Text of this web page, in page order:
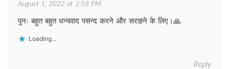
August 1, 2022 at 2:58 PM
पुनः बहुत बहुत धन्यवाद पसन्द करने और सराहने के लिए।🙏
Loading...
Reply